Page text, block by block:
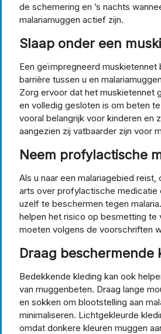
de schemering en ’s nachts
malariamuggen actief zijn.
Slaap onder een
Een geïmpregneerd muskietennet
barrière tussen u en
Zorg ervoor dat het muskietennet
en volledig gesloten is om beten
vooral belangrijk voor kinderen en
aangezien zij vatbaarder zijn voor
Neem profylactische
Als u naar een malariagebied
arts over profylactische medicatie
uzelf te beschermen tegen
helpen het risico op besmetting te
moeten volgens de voorschriften
Draag beschermende
Bedekkende kleding kan ook
van muggenbeten. Draag lange
en sokken om blootstelling aan
minimaliseren. Lichtgekleurde
omdat donkere kleuren muggen